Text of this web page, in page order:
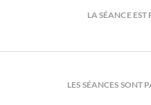
LA SÉANCE EST
LES SÉANCES SONT